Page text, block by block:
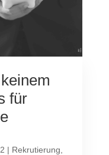
für
| Rekrutierung